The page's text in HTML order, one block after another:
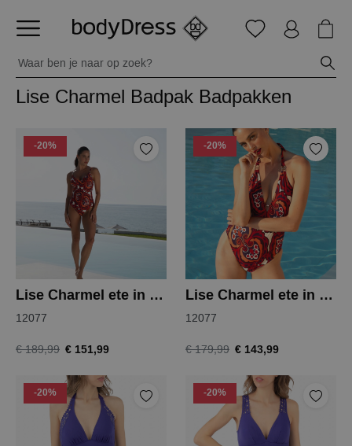
Lise Charmel Badpak Badpakken
-20%
Lise Charmel ete in love badpak
12077
€ 189,99 € 151,99
-20%
Lise Charmel ete in love badpak
12077
€ 179,99 € 143,99
-20% -20%